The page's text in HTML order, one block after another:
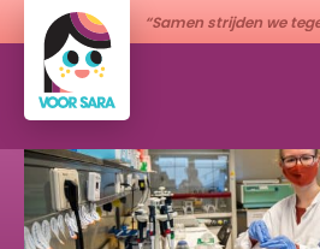
“Samen strijden we